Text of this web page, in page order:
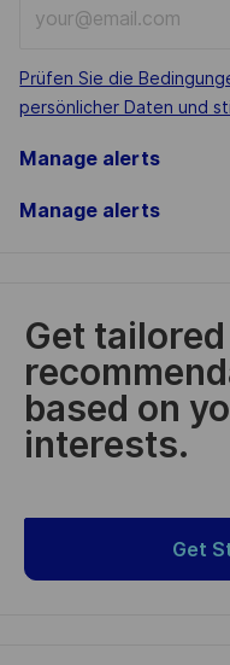
Email
address
(Required)
Required
Prüfen Sie die
persönlicher Daten und
Manage alerts
Manage alerts
Get
based on
interests.
Get